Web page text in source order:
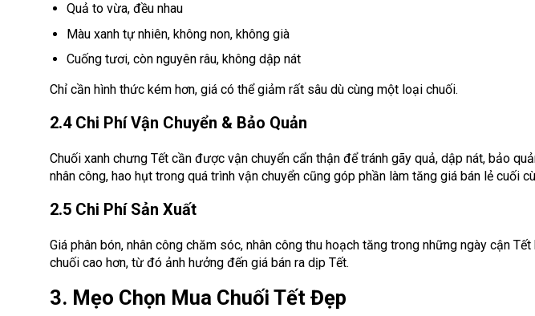
Quả to vừa, đều nhau
Màu xanh tự nhiên, không non, không già
Cuống tươi, còn nguyên râu, không dập nát
Chỉ cần hình thức kém hơn, giá có thể giảm rất sâu dù cùng một loại chuối.
2.4 Chi Phí Vận Chuyển & Bảo Quản
Chuối xanh chưng Tết cần được vận chuyển cẩn thận để tránh gãy quả, dập nát, bảo
nhân công, hao hụt trong quá trình vận chuyển cũng góp phần làm tăng giá bán lẻ cuối
2.5 Chi Phí Sản Xuất
Giá phân bón, nhân công chăm sóc, nhân công thu hoạch tăng trong những ngày cận
chuối cao hơn, từ đó ảnh hưởng đến giá bán ra dịp Tết.
3. Mẹo Chọn Mua Chuối Tết Đẹp